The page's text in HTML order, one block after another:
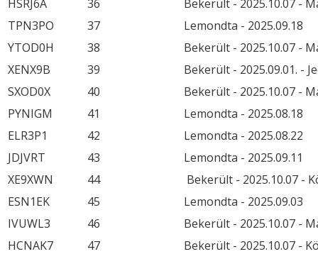
HSRJ6A
36
Bekerült - 2025.10.07 -
TPN3PO
37
Lemondta - 2025.09.18
YTOD0H
38
Bekerült - 2025.10.07 -
XENX9B
39
Bekerült - 2025.09.01. -
SXOD0X
40
Bekerült - 2025.10.07 -
PYNIGM
41
Lemondta - 2025.08.18
ELR3P1
42
Lemondta - 2025.08.22
JDJVRT
43
Lemondta - 2025.09.11
XE9XWN
44
Bekerült - 2025.10.07 -
ESN1EK
45
Lemondta - 2025.09.03
IVUWL3
46
Bekerült - 2025.10.07 -
HCNAK7
47
Bekerült - 2025.10.07 -